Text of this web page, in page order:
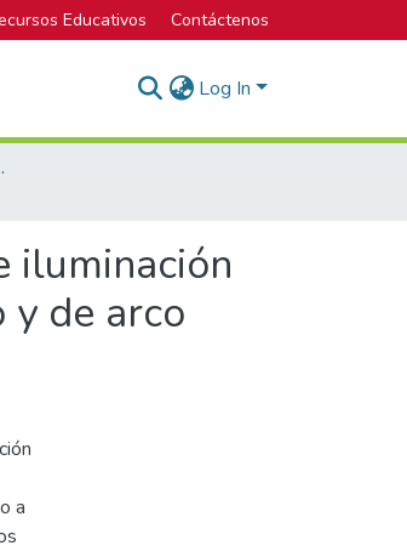
Educativos Contáctenos
Log In
iluminación
y de arco
a